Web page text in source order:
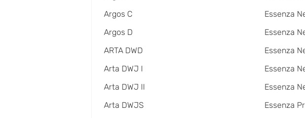
Argos C
Argos D
ARTA DWD
Arta DWJ I
Arta DWJ II
Arta DWJS
Essenza
Essenza
Essenza
Essenza
Essenza
Essenza